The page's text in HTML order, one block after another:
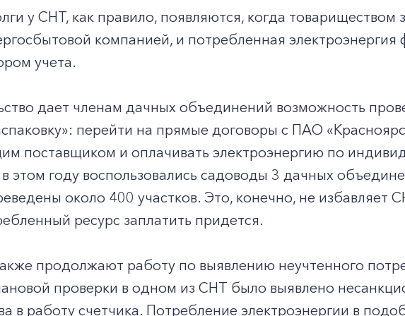
у СНТ, как правило, появляются, когда товариществом
компанией, и потребленная электроэнергия
учета.
дает членам дачных объединений возможность
перейти на прямые договоры с ПАО
поставщиком и оплачивать электроэнергию по
этом году воспользовались садоводы 3 дачных
около 400 участков. Это, конечно, не избавляет
ресурс заплатить придется.
продолжают работу по выявлению неучтенного
проверки в одном из СНТ было выявлено
в работу счетчика. Потребление электроэнергии в